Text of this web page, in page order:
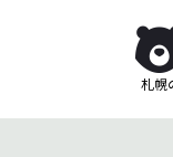
札幌